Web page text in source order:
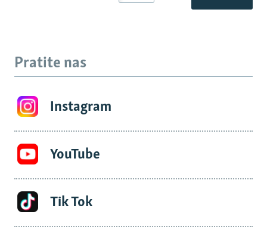
Pratite nas
Instagram
YouTube
Tik Tok